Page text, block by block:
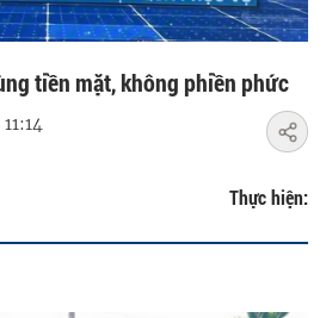
Video
tiền mặt, không phiền phức
Thực hiện: